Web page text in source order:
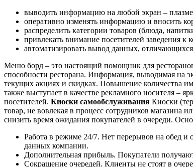
выводить информацию на любой экран –
оперативно изменять информацию и вносить
распределить категории товаров (блюда,
привлекать внимание посетителей заведения
автоматизировать вывод данных,
Меню борд – это настоящий помощник для
способности ресторана. Информация, выводимая на
текущих акциях и скидках. Повышение количества
также выступает в качестве рекламного носителя –
посетителей. Киоски самообслуживания Киоски
товар, не вовлекая в процесс сотрудников магазина
снизить время ожидания покупателей в очереди.
Работа в режиме 24/7. Нет перерывов на обед и
данных компании.
Дополнительная прибыль. Покупатели
Сокращение очередей. Клиенты не стоят в